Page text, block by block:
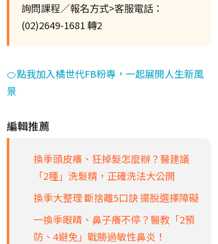
詢問課程／報名方式>客服電話：
(02)2649-1681 轉2
🍊點我加入橘世代FB粉專，一起展開人生新風
景
編輯推薦
換季頭皮癢、狂掉髮怎麼辦？醫建議
「2種」洗髮精，正確洗法大公開
換季大整理 斷捨離5口訣 擺脫選擇障礙
一換季眼睛、鼻子癢不停？醫教「2預
防、4避免」戰勝過敏性鼻炎！